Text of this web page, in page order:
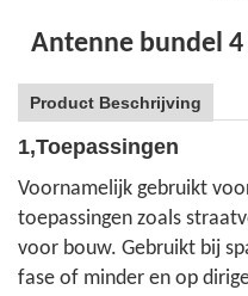
Antenne bundel
Product Beschrijving
1,Toepassingen
Voornamelijk gebruikt
toepassingen zoals
voor bouw. Gebruikt bij
fase of minder en op